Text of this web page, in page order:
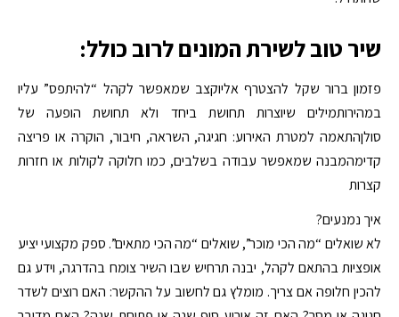
שיר טוב לשירת המונים לרוב כולל:
פזמון ברור שקל להצטרף אליוקצב שמאפשר לקהל “להיתפס” עליו
במהירותמילים שיוצרות תחושת ביחד ולא תחושת הופעה של
סולןהתאמה למטרת האירוע: חגיגה, השראה, חיבור, הוקרה או פריצה
קדימהמבנה שמאפשר עבודה בשלבים, כמו חלוקה לקולות או חזרות
קצרות
איך נמנעים?
לא שואלים “מה הכי מוכר”, שואלים “מה הכי מתאים”. ספק מקצועי יציע
אופציות בהתאם לקהל, יבנה תרחיש שבו השיר צומח בהדרגה, וידע גם
להכין חלופה אם צריך. מומלץ גם לחשוב על ההקשר: האם רוצים לשדר